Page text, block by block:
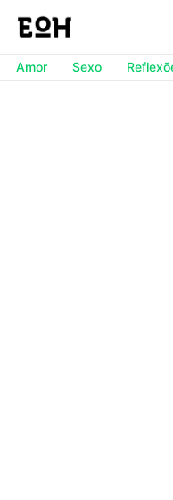
Amor Sexo